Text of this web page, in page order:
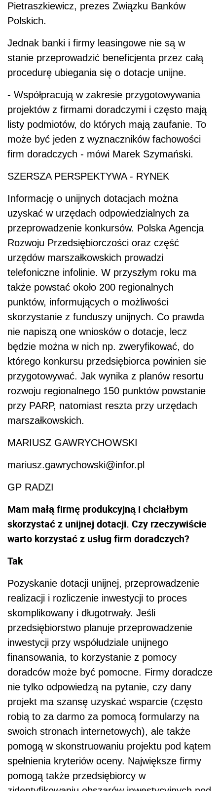
Pietraszkiewicz, prezes Związku Banków
Polskich.
Jednak banki i firmy leasingowe nie są w
stanie przeprowadzić beneficjenta przez całą
procedurę ubiegania się o dotacje unijne.
- Współpracują w zakresie przygotowywania
projektów z firmami doradczymi i często mają
listy podmiotów, do których mają zaufanie. To
może być jeden z wyznaczników fachowości
firm doradczych - mówi Marek Szymański.
SZERSZA PERSPEKTYWA - RYNEK
Informację o unijnych dotacjach można
uzyskać w urzędach odpowiedzialnych za
przeprowadzenie konkursów. Polska Agencja
Rozwoju Przedsiębiorczości oraz część
urzędów marszałkowskich prowadzi
telefoniczne infolinie. W przyszłym roku ma
także powstać około 200 regionalnych
punktów, informujących o możliwości
skorzystanie z funduszy unijnych. Co prawda
nie napiszą one wniosków o dotacje, lecz
będzie można w nich np. zweryfikować, do
którego konkursu przedsiębiorca powinien sie
przygotowywać. Jak wynika z planów resortu
rozwoju regionalnego 150 punktów powstanie
przy PARP, natomiast reszta przy urzędach
marszałkowskich.
MARIUSZ GAWRYCHOWSKI
mariusz.gawrychowski@infor.pl
GP RADZI
Mam małą firmę produkcyjną i chciałbym
skorzystać z unijnej dotacji. Czy rzeczywiście
warto korzystać z usług firm doradczych?
Tak
Pozyskanie dotacji unijnej, przeprowadzenie
realizacji i rozliczenie inwestycji to proces
skomplikowany i długotrwały. Jeśli
przedsiębiorstwo planuje przeprowadzenie
inwestycji przy współudziale unijnego
finansowania, to korzystanie z pomocy
doradców może być pomocne. Firmy doradcze
nie tylko odpowiedzą na pytanie, czy dany
projekt ma szansę uzyskać wsparcie (często
robią to za darmo za pomocą formularzy na
swoich stronach internetowych), ale także
pomogą w skonstruowaniu projektu pod kątem
spełnienia kryteriów oceny. Największe firmy
pomogą także przedsiębiorcy w